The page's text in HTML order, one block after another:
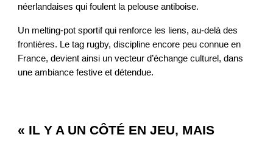
néerlandaises qui foulent la pelouse antiboise.
Un melting-pot sportif qui renforce les liens, au-delà des
frontières. Le tag rugby, discipline encore peu connue en
France, devient ainsi un vecteur d’échange culturel, dans
une ambiance festive et détendue.
« IL Y A UN CÔTÉ EN JEU, MAIS